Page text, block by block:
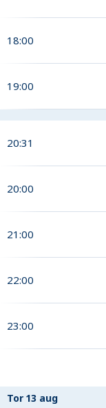
18:00
19:00
20:31
20:00
21:00
22:00
23:00
Tor 13 aug